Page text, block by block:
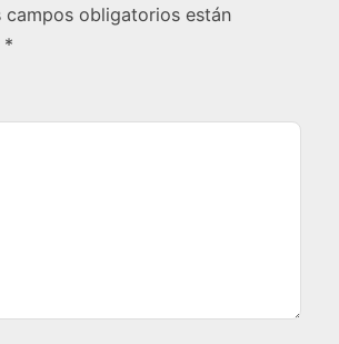
campos obligatorios están
*